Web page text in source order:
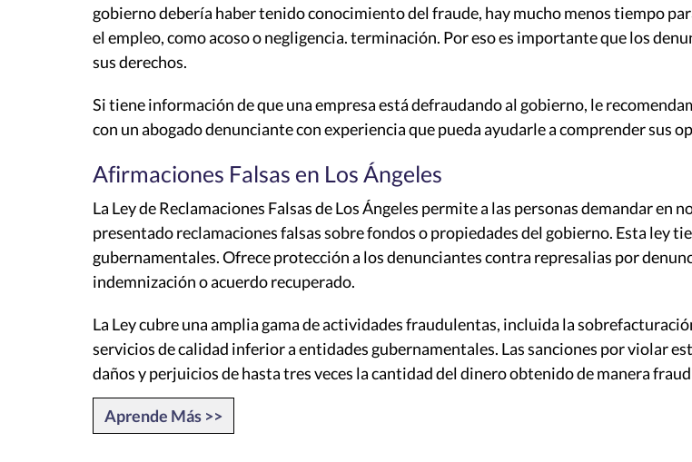
gobierno debería haber tenido conocimiento del fraude, hay mucho menos tiempo
el empleo, como acoso o negligencia. terminación. Por eso es importante que los
sus derechos.
Si tiene información de que una empresa está defraudando al gobierno, le
con un abogado denunciante con experiencia que pueda ayudarle a comprender sus
Afirmaciones Falsas en Los Ángeles
La Ley de Reclamaciones Falsas de Los Ángeles permite a las personas demandar en
presentado reclamaciones falsas sobre fondos o propiedades del gobierno. Esta ley
gubernamentales. Ofrece protección a los denunciantes contra represalias por
indemnización o acuerdo recuperado.
La Ley cubre una amplia gama de actividades fraudulentas, incluida la
servicios de calidad inferior a entidades gubernamentales. Las sanciones por violar
daños y perjuicios de hasta tres veces la cantidad del dinero obtenido de manera
Aprende Más >>